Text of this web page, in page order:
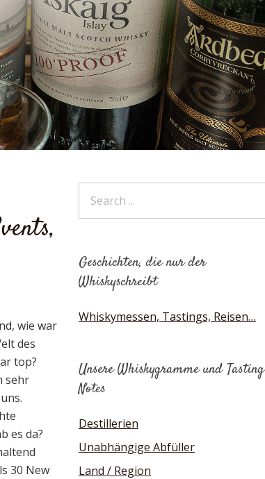
wie war
des
top?
sehr
es da?
30 New
Geschichten, die nur der
Whiskyschreibt
Whiskymessen, Tastings, Reisen…
Unsere Whiskygramme und Tasting
Notes
Destillerien
Unabhängige Abfüller
Land / Region